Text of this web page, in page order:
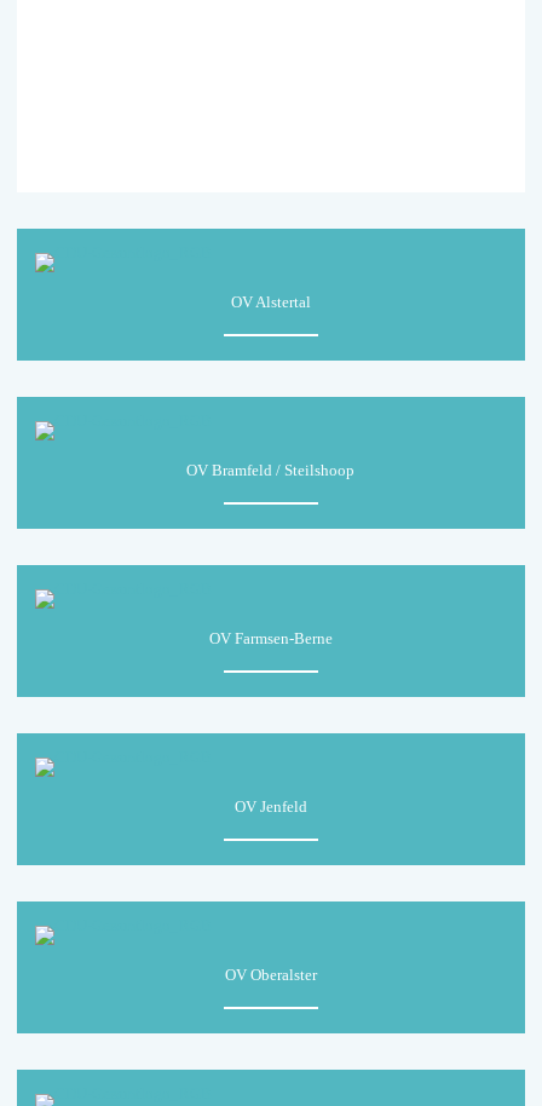
OV Alstertal
OV Bramfeld / Steilshoop
OV Farmsen-Berne
OV Jenfeld
OV Oberalster